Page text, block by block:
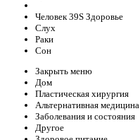
Человек 39S Здоровье
Слух
Раки
Сон
Закрыть меню
Дом
Пластическая хирургия
Альтернативная медицина
Заболевания и состояния
Другое